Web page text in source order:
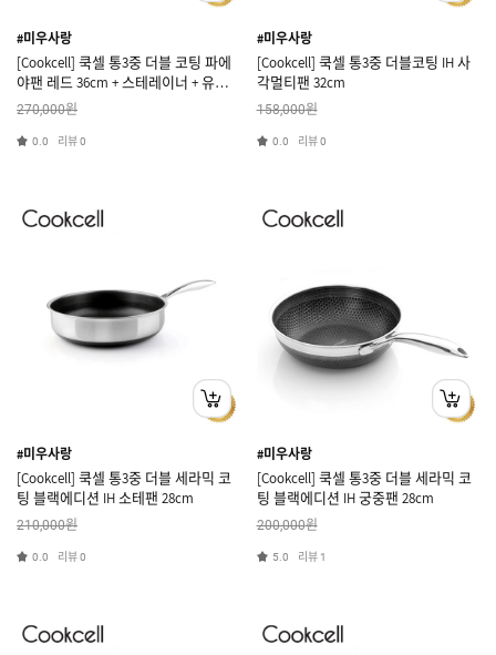
#미우사랑
[Cookcell] 쿡셀 통3중 더블 코팅 파에
야팬 레드 36cm + 스테레이너 + 유리
뚜껑
270,000원
0.0 리뷰0
#미우사랑
[Cookcell] 쿡셀 통3중 더블코팅 IH 사
각멀티팬 32cm
158,000원
0.0 리뷰0
#미우사랑
[Cookcell] 쿡셀 통3중 더블 세라믹 코
팅 블랙에디션 IH 소테팬 28cm
210,000원
0.0 리뷰0
#미우사랑
[Cookcell] 쿡셀 통3중 더블 세라믹 코
팅 블랙에디션 IH 궁중팬 28cm
200,000원
5.0 리뷰 1